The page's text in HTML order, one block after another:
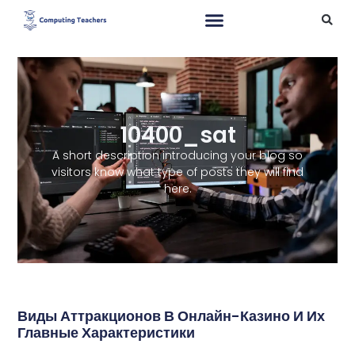
10400_sat
A short description introducing your blog so
visitors know what type of posts they will find
here.
Виды Аттракционов В Онлайн-Казино И Их
Главные Характеристики